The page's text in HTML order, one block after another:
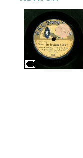
HALLGATÓ